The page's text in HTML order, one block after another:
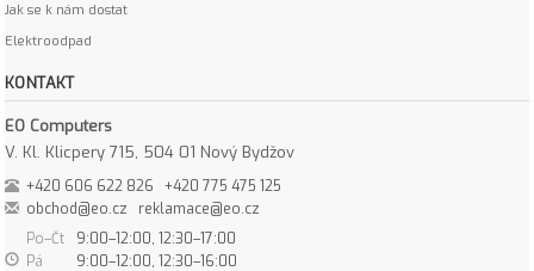
Jak se k nám dostat
Elektroodpad
KONTAKT
EO Computers
V. Kl. Klicpery 715, 504 01 Nový Bydžov
+420 606 622 826
+420 775 475 125
obchod@eo.cz
reklamace@eo.cz
Po–Čt
9:00–12:00, 12:30–17:00
Pá
9:00–12:00, 12:30–16:00